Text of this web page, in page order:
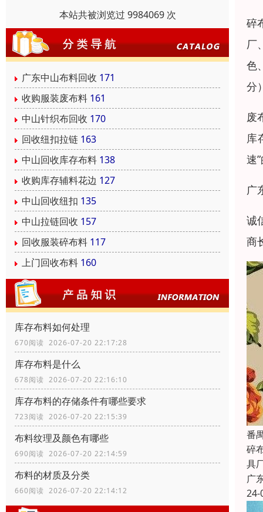
本站共被浏览过 9984069 次
广东中山布料回收 171
收购服装废布料 161
中山针织布回收 170
回收纽扣拉链 163
中山回收库存布料 138
收购库存辅料花边 127
中山回收纽扣 135
中山拉链回收 157
回收服装碎布料 117
上门回收布料 160
库存布料如何处理
670阅读 2026-07-20 22:17:28
库存布料是什么
678阅读 2026-07-20 22:16:10
库存布料的存储条件有哪些要求
723阅读 2026-07-20 22:15:39
布料纹理及颜色有哪些
690阅读 2026-07-20 22:14:59
布料的材质及分类
660阅读 2026-07-20 22:14:12
碎
厂
色
分
废
库
速
广
诚
商
番
碎
具
广
24-